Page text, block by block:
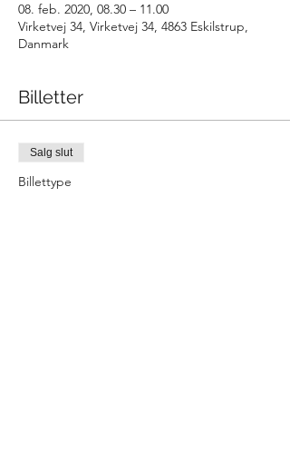
08. feb. 2020, 08.30 – 11.00
Virketvej 34, Virketvej 34, 4863 Eskilstrup,
Danmark
Billetter
Salg slut
Billettype